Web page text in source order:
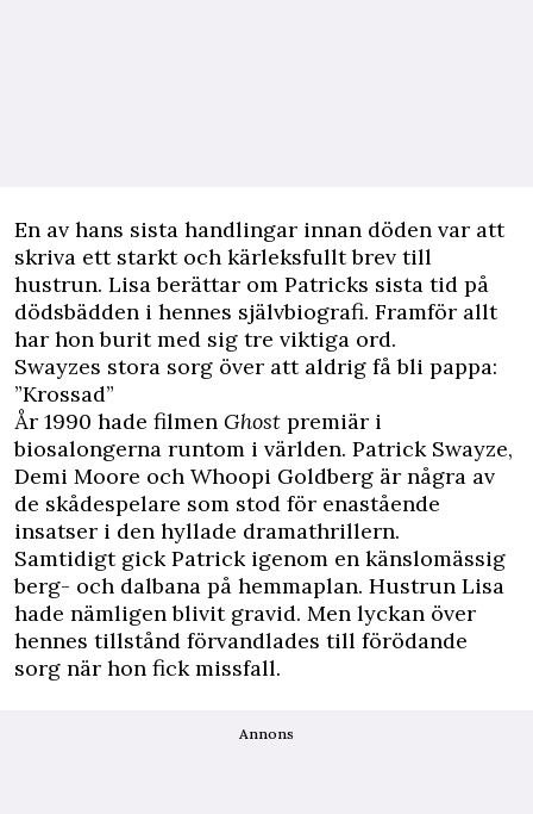
En av hans sista handlingar innan döden var att
skriva ett starkt och kärleksfullt brev till
hustrun. Lisa berättar om Patricks sista tid på
dödsbädden i hennes självbiografi. Framför allt
har hon burit med sig tre viktiga ord.
Swayzes stora sorg över att aldrig få bli pappa:
”Krossad”
År 1990 hade filmen Ghost premiär i
biosalongerna runtom i världen. Patrick Swayze,
Demi Moore och Whoopi Goldberg är några av
de skådespelare som stod för enastående
insatser i den hyllade dramathrillern.
Samtidigt gick Patrick igenom en känslomässig
berg- och dalbana på hemmaplan. Hustrun Lisa
hade nämligen blivit gravid. Men lyckan över
hennes tillstånd förvandlades till förödande
sorg när hon fick missfall.
Annons